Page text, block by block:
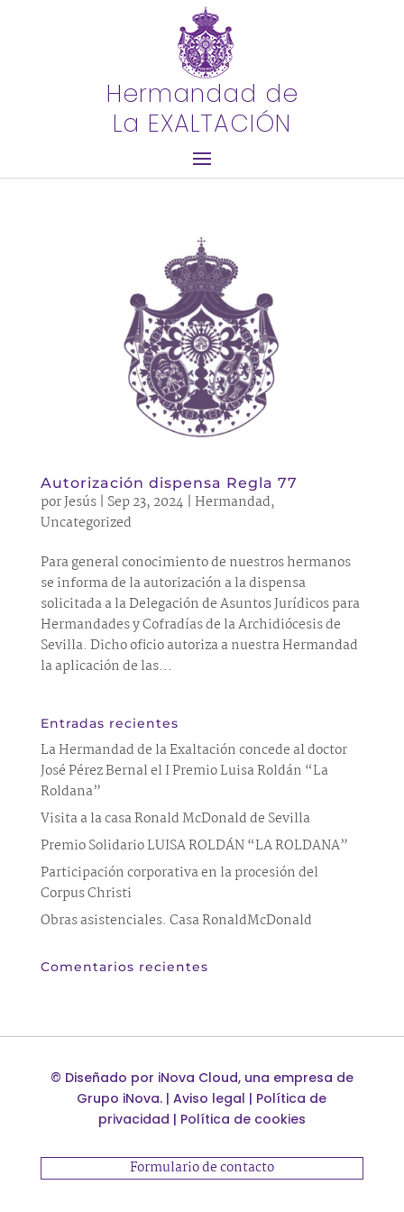
Hermandad de
La EXALTACIÓN
Autorización dispensa Regla 77
porJesús| Sep 23, 2024 | Hermandad,
Uncategorized
Para general conocimiento de nuestros hermanos
se informa de la autorización a la dispensa
solicitada a la Delegación de Asuntos Jurídicos para
Hermandades y Cofradías de la Archidiócesis de
Sevilla. Dicho oficio autoriza a nuestra Hermandad
la aplicación de las...
Entradas recientes
La Hermandad de la Exaltación concede al doctor
José Pérez Bernal el I Premio Luisa Roldán “La
Roldana”
Visita a la casa Ronald McDonald de Sevilla
Premio Solidario LUISA ROLDÁN “LA ROLDANA”
Participación corporativa en la procesión del
Corpus Christi
Obras asistenciales. Casa RonaldMcDonald
Comentarios recientes
© Diseñado por iNova Cloud, una empresa de
Grupo iNova. |Aviso legal | Política de
privacidad | Política de cookies
Formulario de contacto